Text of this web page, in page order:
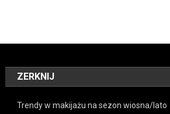
ZERKNIJ
Trendy w makijażu na sezon wiosna/lato